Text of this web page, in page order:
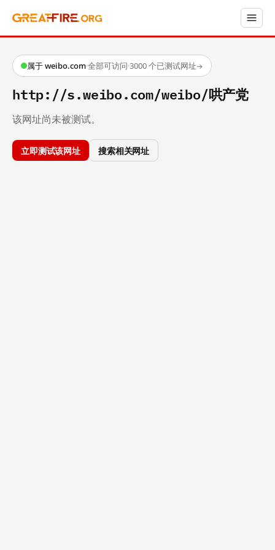
属于 weibo.com·全部可访问·3000 个已测试网址→
http://s.weibo.com/weibo/哄产党
该网址尚未被测试。
立即测试该网址 搜索相关网址